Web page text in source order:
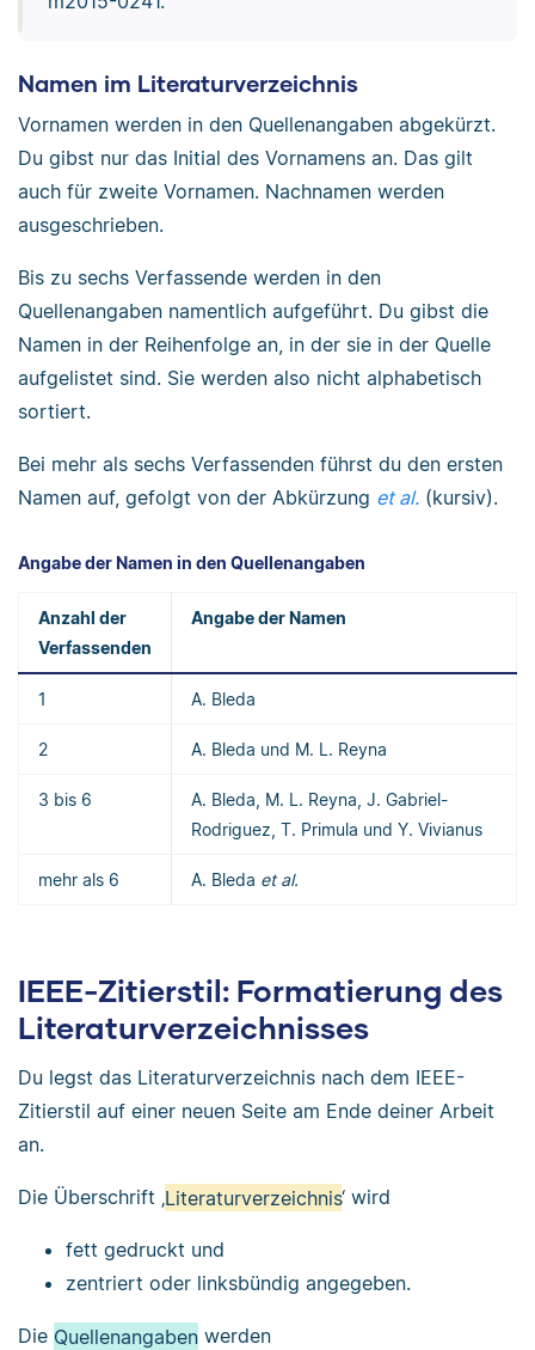
Namen im Literaturverzeichnis
Vornamen werden in den Quellenangaben abgekürzt.
Du gibst nur das Initial des Vornamens an. Das gilt
auch für zweite Vornamen. Nachnamen werden
ausgeschrieben.
Bis zu sechs Verfassende werden in den
Quellenangaben namentlich aufgeführt. Du gibst die
Namen in der Reihenfolge an, in der sie in der Quelle
aufgelistet sind. Sie werden also nicht alphabetisch
sortiert.
Bei mehr als sechs Verfassenden führst du den ersten
Namen auf, gefolgt von der Abkürzung et al. (kursiv).
Angabe der Namen in den Quellenangaben
Anzahl der
Verfassenden
Angabe der Namen
1 A. Bleda
2 A. Bleda und M. L. Reyna
3 bis 6
A. Bleda, M. L. Reyna, J. Gabriel-
Rodriguez, T. Primula und Y. Vivianus
mehr als 6 A. Bleda et al.
IEEE-Zitierstil: Formatierung des
Literaturverzeichnisses
Du legst das Literaturverzeichnis nach dem IEEE-
Zitierstil auf einer neuen Seite am Ende deiner Arbeit
an.
Die Überschrift ‚Literaturverzeichnis‘ wird
fett gedruckt und
zentriert oder linksbündig angegeben.
Die Quellenangaben werden